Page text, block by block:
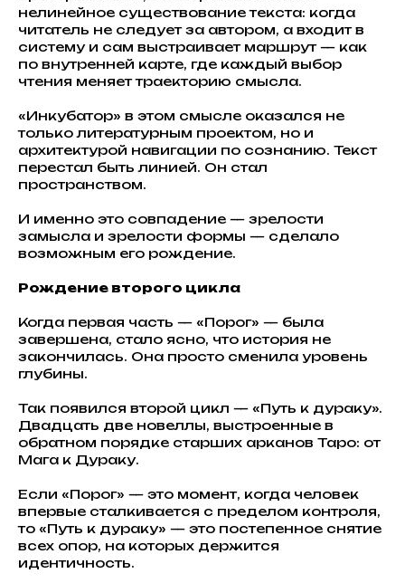
нелинейное существование текста: когда
читатель не следует за автором, а входит в
систему и сам выстраивает маршрут — как
по внутренней карте, где каждый выбор
чтения меняет траекторию смысла.
«Инкубатор» в этом смысле оказался не
только литературным проектом, но и
архитектурой навигации по сознанию. Текст
перестал быть линией. Он стал
пространством.
И именно это совпадение — зрелости
замысла и зрелости формы — сделало
возможным его рождение.
Рождение второго цикла
Когда первая часть — «Порог» — была
завершена, стало ясно, что история не
закончилась. Она просто сменила уровень
глубины.
Так появился второй цикл — «Путь к дураку».
Двадцать две новеллы, выстроенные в
обратном порядке старших арканов Таро: от
Мага к Дураку.
Если «Порог» — это момент, когда человек
впервые сталкивается с пределом контроля,
то «Путь к дураку» — это постепенное снятие
всех опор, на которых держится
идентичность.